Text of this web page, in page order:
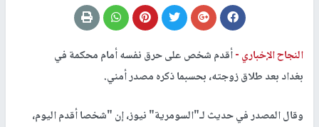
النجاح الإخباري -أقدم شخص على حرق نفسه أمام محكمة في
بغداد بعد طلاق زوجته، بحسبما ذكره مصدر أمني.
وقال المصدر في حديث لـ"السومرية" نيوز، إن "شخصا أقدم اليوم،